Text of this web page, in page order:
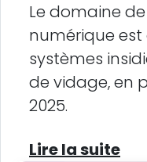
Le domaine
numérique est
systèmes
de vidage, en
2025.
Lire la suite